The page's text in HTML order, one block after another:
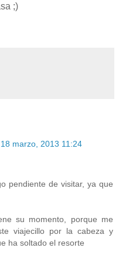
;)
18 marzo, 2013 11:24
pendiente de visitar, ya que
su momento, porque me
viajecillo por la cabeza y
ha soltado el resorte